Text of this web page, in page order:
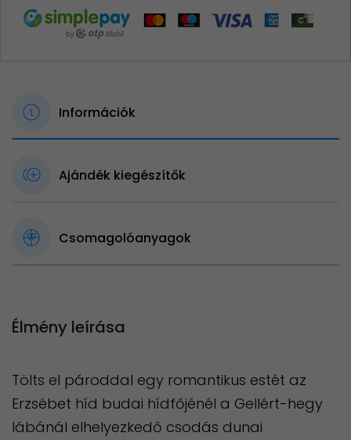
Információk
Ajándék kiegészítők
Csomagolóanyagok
Élmény leírása
Tölts el pároddal egy romantikus estét az
Erzsébet híd budai hídfőjénél a Gellért-hegy
lábánál elhelyezkedő csodás dunai